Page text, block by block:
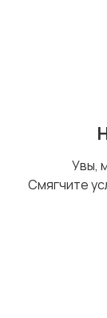
Увы,
Смягчите